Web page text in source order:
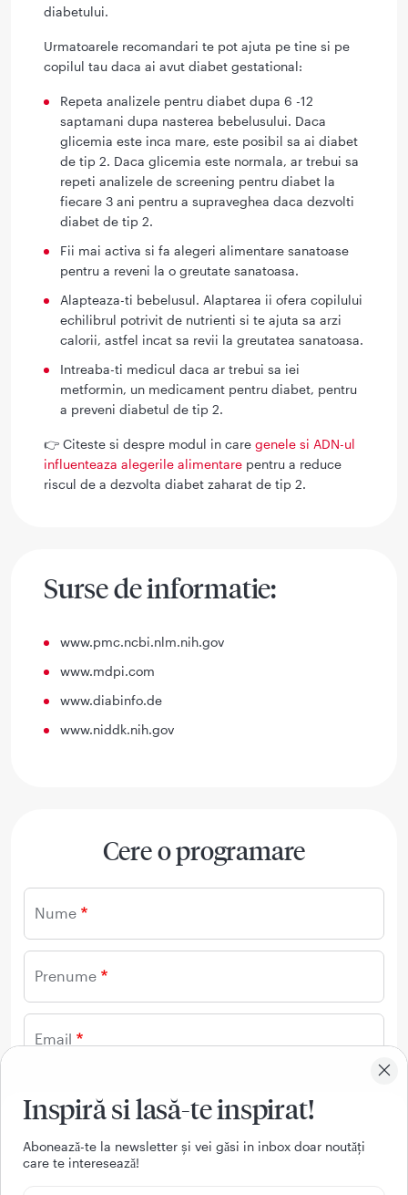
diabetului.
Urmatoarele recomandari te pot ajuta pe tine si pe
copilul tau daca ai avut diabet gestational:
Repeta analizele pentru diabet dupa 6 -12
saptamani dupa nasterea bebelusului. Daca
glicemia este inca mare, este posibil sa ai diabet
de tip 2. Daca glicemia este normala, ar trebui sa
repeti analizele de screening pentru diabet la
fiecare 3 ani pentru a supraveghea daca dezvolti
diabet de tip 2.
Fii mai activa si fa alegeri alimentare sanatoase
pentru a reveni la o greutate sanatoasa.
Alapteaza-ti bebelusul. Alaptarea ii ofera copilului
echilibrul potrivit de nutrienti si te ajuta sa arzi
calorii, astfel incat sa revii la greutatea sanatoasa.
Intreaba-ti medicul daca ar trebui sa iei
metformin, un medicament pentru diabet, pentru
a preveni diabetul de tip 2.
👉 Citeste si despre modul in care genele si ADN-ul
influenteaza alegerile alimentare pentru a reduce
riscul de a dezvolta diabet zaharat de tip 2.
Surse de informatie:
www.pmc.ncbi.nlm.nih.gov
www.mdpi.com
www.diabinfo.de
www.niddk.nih.gov
Cere o programare
Nume
Prenume
Email
Telefon
Mesaj
Inspiră si lasă-te inspirat!
Aboneazǎ-te la newsletter și vei gǎsi in inbox doar noutǎți
care te intereseazǎ!